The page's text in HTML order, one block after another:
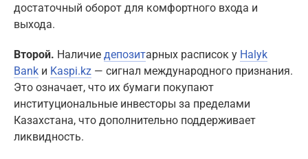
достаточный оборот для комфортного входа и
выхода.
Второй. Наличие депозитарных расписок у Halyk
Bank и Kaspi.kz — сигнал международного признания.
Это означает, что их бумаги покупают
институциональные инвесторы за пределами
Казахстана, что дополнительно поддерживает
ликвидность.